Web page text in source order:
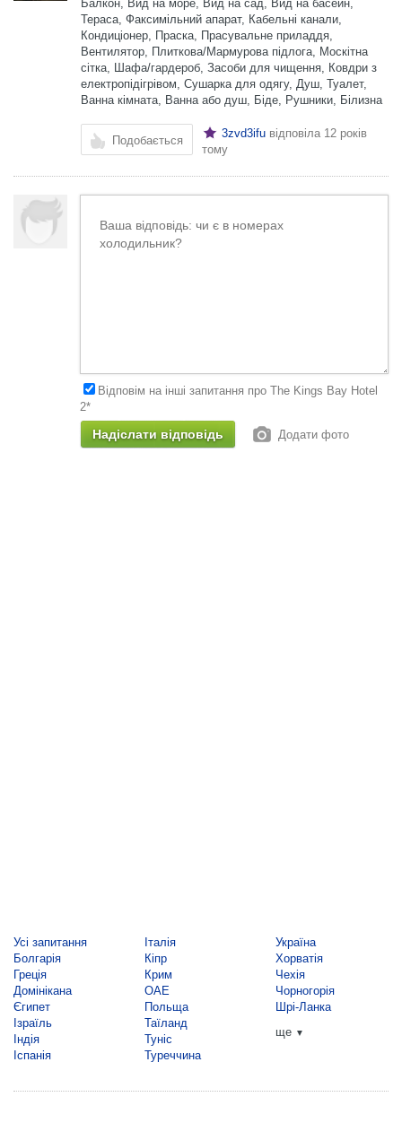
Балкон, Вид на море, Вид на сад, Вид на басейн,
Тераса, Факсимільний апарат, Кабельні канали,
Кондиціонер, Праска, Прасувальне приладдя,
Вентилятор, Плиткова/Мармурова підлога, Москітна
сітка, Шафа/гардероб, Засоби для чищення, Ковдри з
електропідігрівом, Сушарка для одягу, Душ, Туалет,
Ванна кімната, Ванна або душ, Біде, Рушники, Білизна
Подобається
3zvd3ifu відповіла 12 років
тому
Відповім на інші запитання про The Kings Bay Hotel
2*
Додати фото
Усі запитання
Болгарія
Греція
Домінікана
Єгипет
Ізраїль
Індія
Іспанія
Італія
Кіпр
Крим
ОАЕ
Польща
Таїланд
Туніс
Туреччина
Україна
Хорватія
Чехія
Чорногорія
Шрі-Ланка
ще ▼